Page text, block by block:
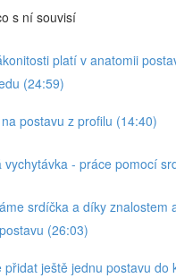
s ní souvisí
platí v anatomii
(24:59)
postavu z profilu (14:40)
vychytávka - práce pomocí
srdíčka a díky znalostem
(26:03)
přidat ještě jednu postavu do